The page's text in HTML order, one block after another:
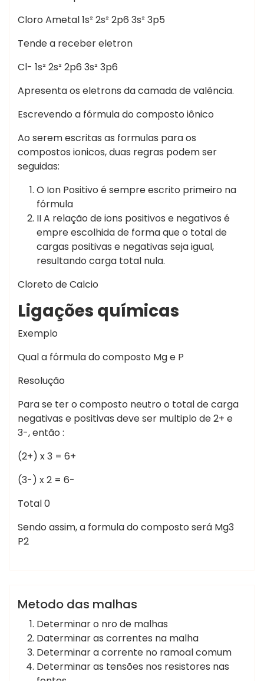
Cloro Ametal 1s² 2s² 2p6 3s² 3p5
Tende a receber eletron
Cl- 1s² 2s² 2p6 3s² 3p6
Apresenta os eletrons da camada de valência.
Escrevendo a fórmula do composto iônico
Ao serem escritas as formulas para os
compostos ionicos, duas regras podem ser
seguidas:
O Ion Positivo é sempre escrito primeiro na
fórmula
II A relação de ions positivos e negativos é
empre escolhida de forma que o total de
cargas positivas e negativas seja igual,
resultando carga total nula.
Cloreto de Calcio
Ligações químicas
Exemplo
Qual a fórmula do composto Mg e P
Resolução
Para se ter o composto neutro o total de carga
negativas e positivas deve ser multiplo de 2+ e
3-, então :
(2+) x 3 = 6+
(3-) x 2 = 6-
Total 0
Sendo assim, a formula do composto será Mg3
P2
Eletricidade
Metodo das malhas
Determinar o nro de malhas
Daterminar as correntes na malha
Determinar a corrente no ramoal comum
Determinar as tensões nos resistores nas